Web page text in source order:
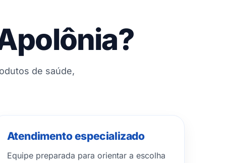
de saúde,
Atendimento especializado
Equipe preparada para orientar a escolha